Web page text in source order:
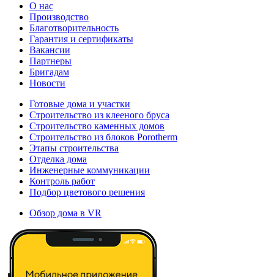
О нас
Производство
Благотворительность
Гарантия и сертификаты
Вакансии
Партнеры
Бригадам
Новости
Готовые дома и участки
Строительство из клееного бруса
Строительство каменных домов
Строительство из блоков Porotherm
Этапы строительства
Отделка дома
Инженерные коммуникации
Контроль работ
Подбор цветового решения
Обзор дома в VR